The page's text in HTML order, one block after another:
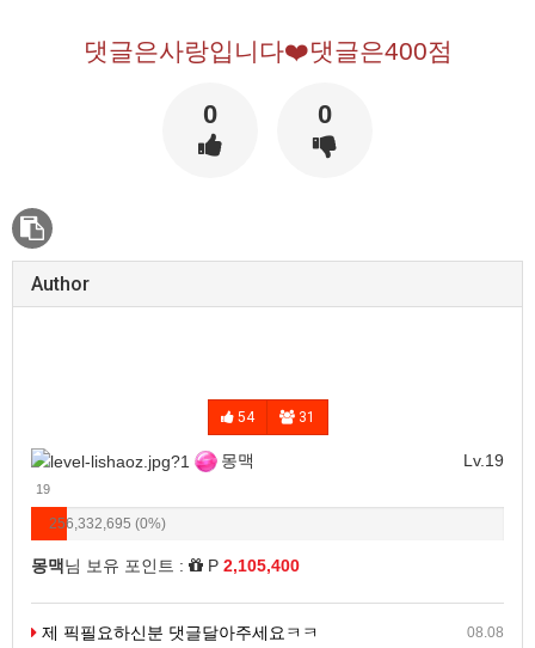
댓글은사랑입니다❤️댓글은400점
0 0
Author
54 31
Lv.19
몽맥
19
256,332,695 (0%)
몽맥님 보유 포인트 : P 2,105,400
08.08
제 픽필요하신분 댓글달아주세요ㅋㅋ